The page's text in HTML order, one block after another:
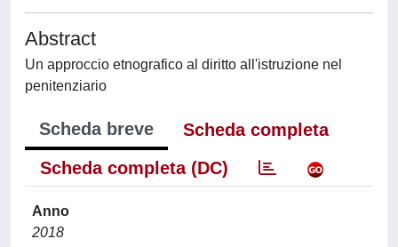
Abstract
Un approccio etnografico al diritto all'istruzione nel
penitenziario
Scheda breve
Scheda completa
Scheda completa (DC)
Anno
2018